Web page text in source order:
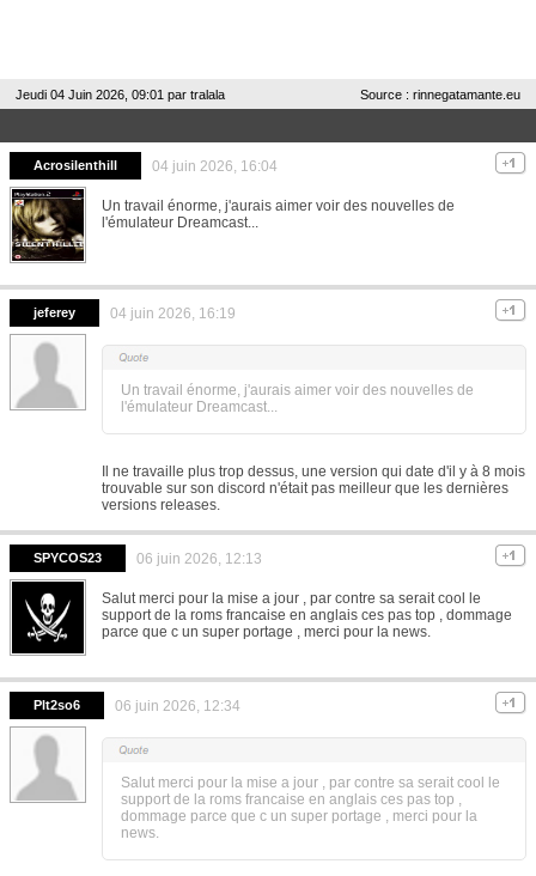
Jeudi 04 Juin 2026, 09:01 par tralala Source : rinnegatamante.eu
Acrosilenthill 04 juin 2026, 16:04
Un travail énorme, j'aurais aimer voir des nouvelles de
l'émulateur Dreamcast...
jeferey 04 juin 2026, 16:19
Un travail énorme, j'aurais aimer voir des nouvelles de
l'émulateur Dreamcast...
Il ne travaille plus trop dessus, une version qui date d'il y à 8 mois
trouvable sur son discord n'était pas meilleur que les dernières
versions releases.
SPYCOS23 06 juin 2026, 12:13
Salut merci pour la mise a jour , par contre sa serait cool le
support de la roms francaise en anglais ces pas top , dommage
parce que c un super portage , merci pour la news.
Plt2so6 06 juin 2026, 12:34
Salut merci pour la mise a jour , par contre sa serait cool le
support de la roms francaise en anglais ces pas top ,
dommage parce que c un super portage , merci pour la
news.